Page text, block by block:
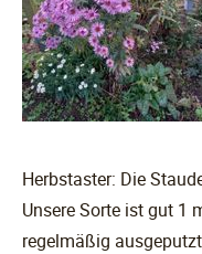
Herbstaster: Die
Unsere Sorte ist gut 1
regelmäßig